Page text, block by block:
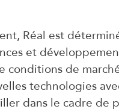
Réal est
et
conditions de
technologies
dans le cadre de